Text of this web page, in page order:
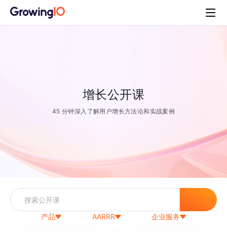
增长公开课
45 分钟深入了解用户增长方法论和实战案例
产品 AARRR 企业服务